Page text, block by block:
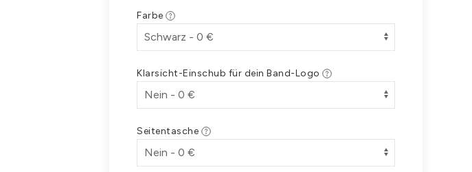
Farbe
Klarsicht-Einschub für dein Band-Logo
Seitentasche